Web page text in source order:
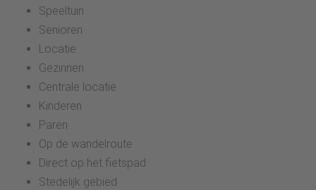
Speeltuin
Senioren
Locatie
Gezinnen
Centrale locatie
Kinderen
Paren
Op de wandelroute
Direct op het fietspad
Stedelijk gebied